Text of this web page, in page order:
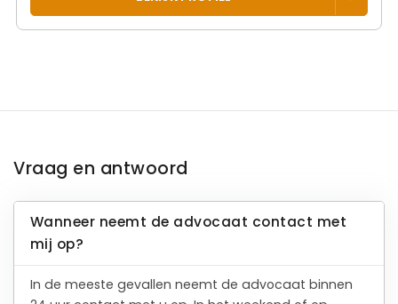
Vraag en antwoord
Wanneer neemt de advocaat contact met
mij op?
In de meeste gevallen neemt de advocaat binnen